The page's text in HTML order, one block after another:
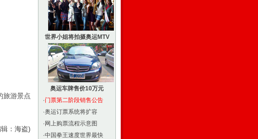
旅游景点
：海盗)
世界小姐将拍摄奥运MTV
奥运车牌售价10万元
·门票第二阶段销售公告
·奥运订票系统将扩容
· 网上购票流程示意图
·中国拳王速度世界最快